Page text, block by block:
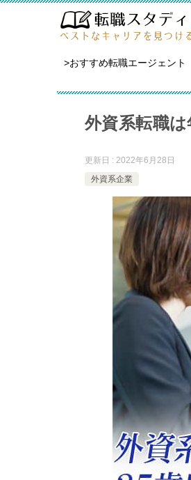
>おすすめ転職エージェント
外資系転職
更新日 : 2022年6月28日
外資系企業